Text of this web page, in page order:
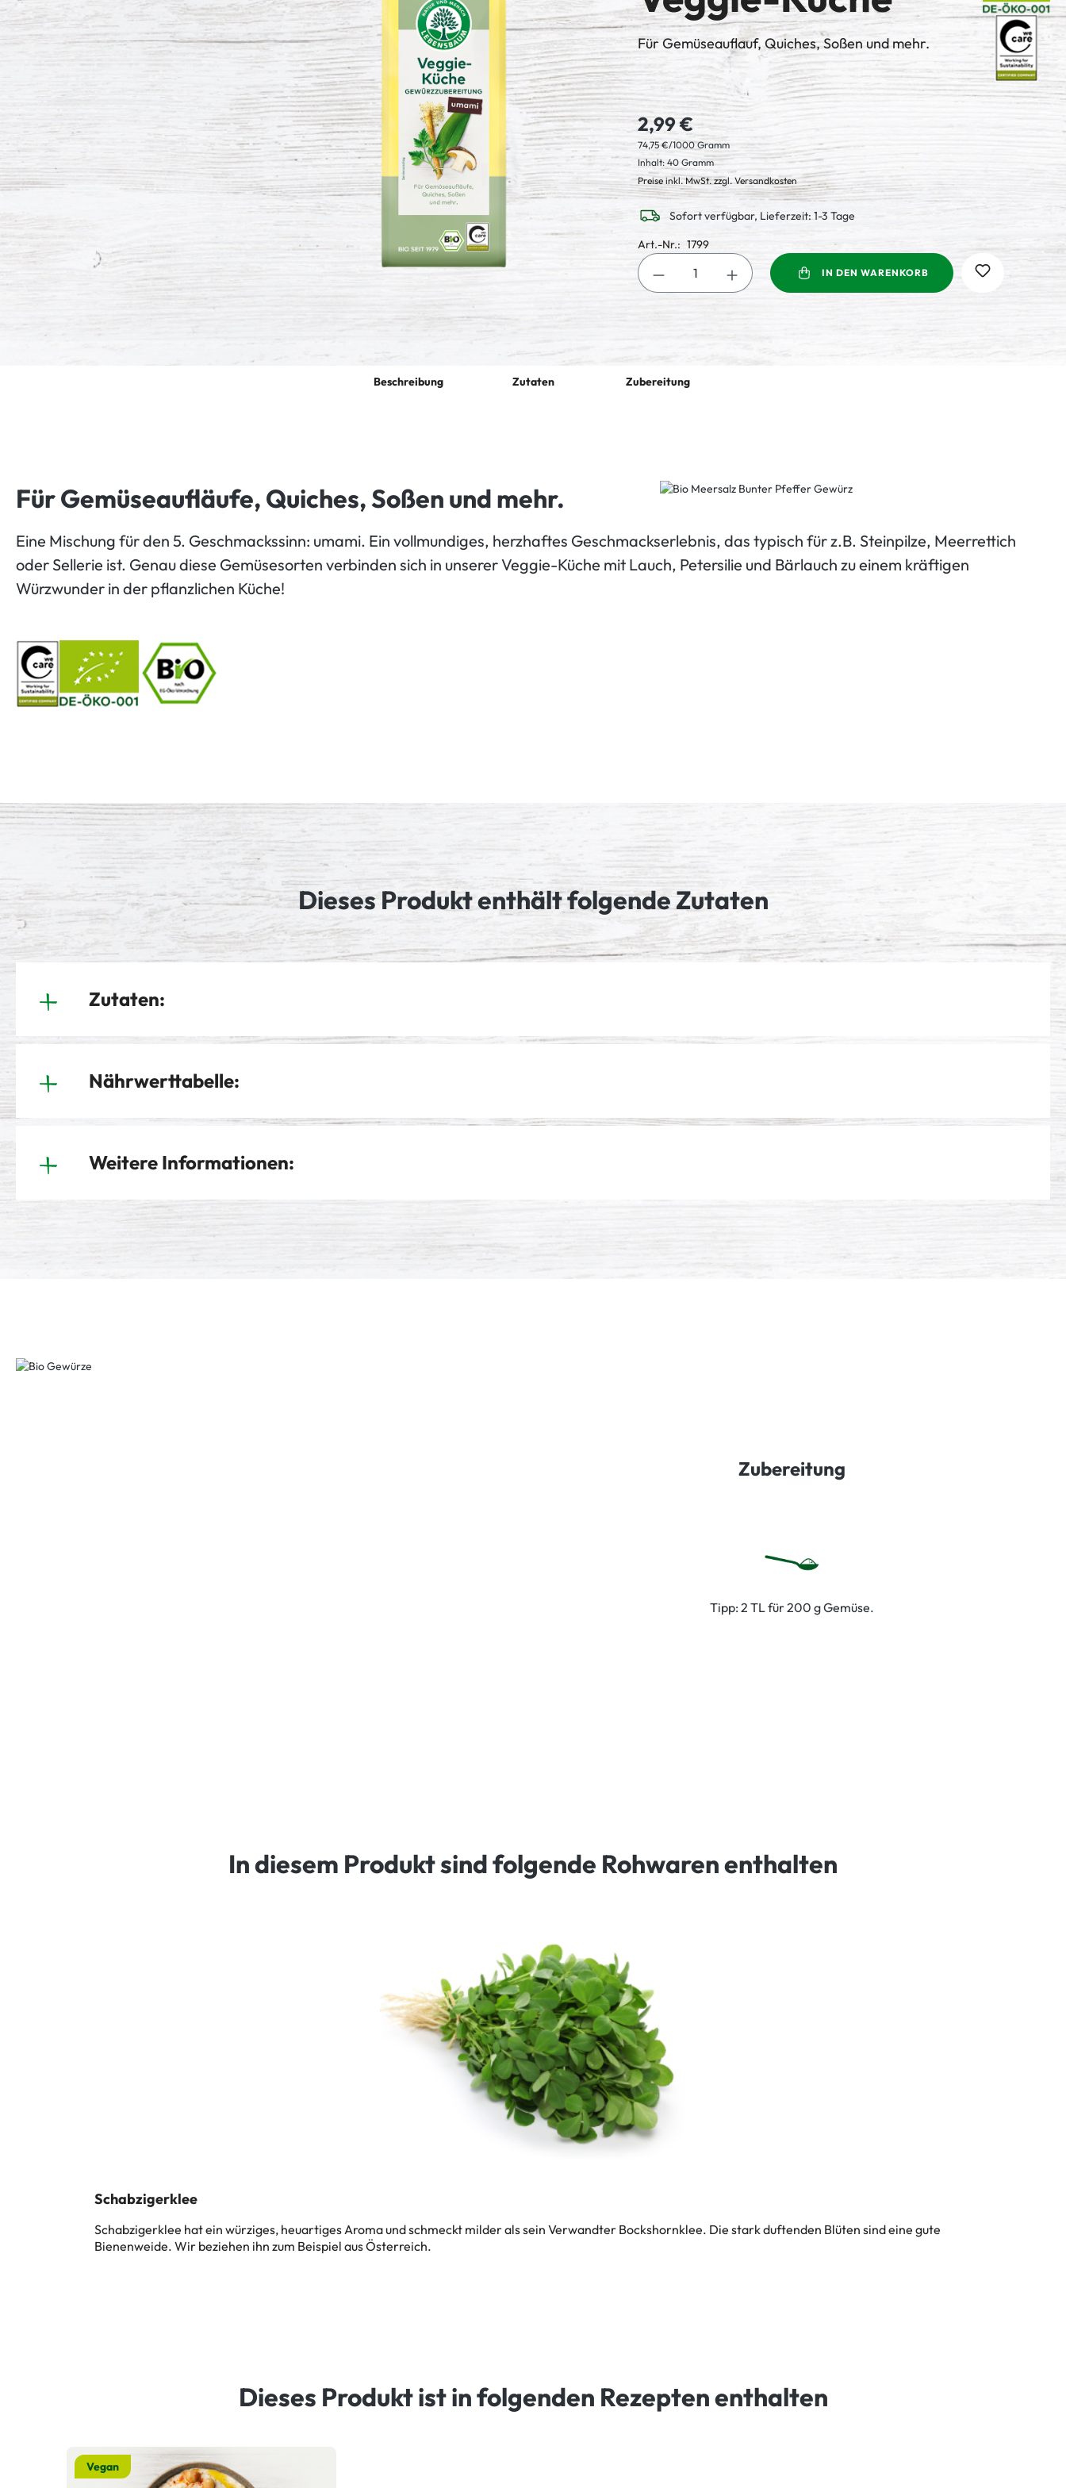
Für Gemüseauflauf, Quiches, Soßen und mehr.
2,99 €
74,75 €/1000 Gramm
Inhalt: 40 Gramm
Preise inkl. MwSt. zzgl. Versandkosten
Sofort verfügbar, Lieferzeit: 1-3 Tage
Art.-Nr.: 1799
Produkt Anzahl: Gib den gewünschten Wert ein
IN DEN WARENKORB
Beschreibung Zutaten Zubereitung
Für Gemüseaufläufe, Quiches, Soßen und mehr.
Eine Mischung für den 5. Geschmackssinn: umami. Ein vollmundiges, herzhaftes Geschmackserlebnis, das typisch für z.B. Steinpilze, Meerrettich
oder Sellerie ist. Genau diese Gemüsesorten verbinden sich in unserer Veggie-Küche mit Lauch, Petersilie und Bärlauch zu einem kräftigen
Würzwunder in der pflanzlichen Küche!
Dieses Produkt enthält folgende Zutaten
Zutaten:
Nährwerttabelle:
Weitere Informationen:
Zubereitung
Tipp: 2 TL für 200 g Gemüse.
In diesem Produkt sind folgende Rohwaren enthalten
Schabzigerklee
Schabzigerklee hat ein würziges, heuartiges Aroma und schmeckt milder als sein Verwandter Bockshornklee. Die stark duftenden Blüten sind eine gute
Bienenweide. Wir beziehen ihn zum Beispiel aus Österreich.
Dieses Produkt ist in folgenden Rezepten enthalten
Vegan